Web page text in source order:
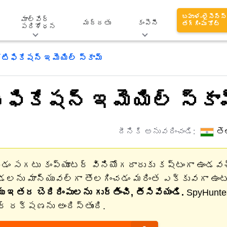
మాల్వేర్
పరిశోధన
మద్దతు కంపెనీ
బహుళ-లైసెన్స్
తగ్గింపు కోట్
ఇమెయిల్ స్కామ్
ఇమెయిల్
దీనికి అనువదించండి:
సగటు కంప్యూటర్ వినియోగదారుకు కష్టంగా
మాన్యువల్‌గా తొలగించడం మరింత ఎక్కువగా
ఇతర బెదిరింపులను గుర్తించి, తీసివేయండి.
అందిస్తుంది.